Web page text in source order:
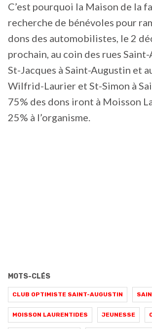
C’est pourquoi la Maison de la
recherche de bénévoles pour
dons des automobilistes, le 2
prochain, au coin des rues
St-Jacques à Saint-Augustin et
Wilfrid-Laurier et St-Simon à
75% des dons iront à Moisson
25% à l’organisme.
MOTS-CLÉS
CLUB OPTIMISTE SAINT-AUGUSTIN
MOISSON LAURENTIDES JEUNESSE